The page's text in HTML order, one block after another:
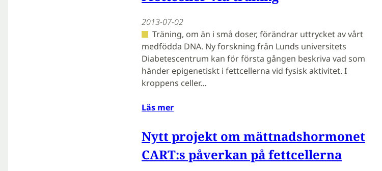
2013-07-02
Träning, om än i små doser, förändrar uttrycket av vårt
medfödda DNA. Ny forskning från Lunds universitets
Diabetescentrum kan för första gången beskriva vad som
händer epigenetiskt i fettcellerna vid fysisk aktivitet. I
kroppens celler…
Läs mer
Nytt projekt om mättnadshormonet
CART:s påverkan på fettcellerna